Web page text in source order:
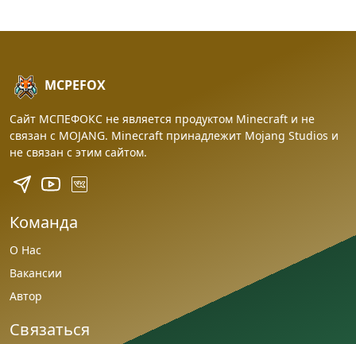
MCPEFOX
Сайт МСПЕФОКС не является продуктом Minecraft и не
связан с MOJANG. Minecraft принадлежит Mojang Studios и
не связан с этим сайтом.
Команда
О Нас
Вакансии
Автор
Связаться